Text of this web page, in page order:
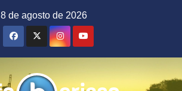
8 de agosto de 2026